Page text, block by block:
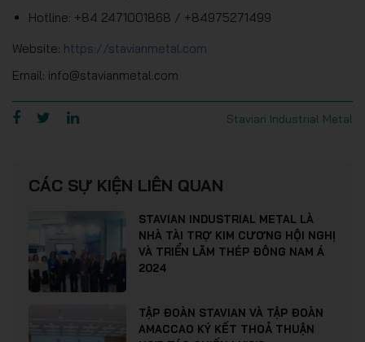
Hotline: +84 2471001868 / +84975271499
Website: https://stavianmetal.com
Email: info@stavianmetal.com
Stavian Industrial Metal
CÁC SỰ KIỆN LIÊN QUAN
STAVIAN INDUSTRIAL METAL LÀ
NHÀ TÀI TRỢ KIM CƯƠNG HỘI NGHỊ
VÀ TRIỂN LÃM THÉP ĐÔNG NAM Á
2024
TẬP ĐOÀN STAVIAN VÀ TẬP ĐOÀN
AMACCAO KÝ KẾT THOẢ THUẬN